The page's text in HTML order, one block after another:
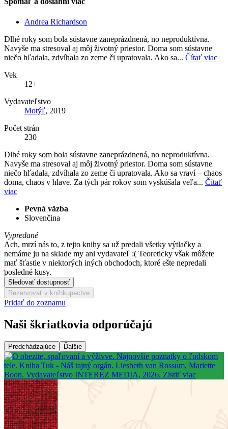
Andrea Richardson
Dlhé roky som bola sústavne zaneprázdnená, no neproduktívna.
Navyše ma stresoval aj môj životný priestor. Doma som sústavne
niečo hľadala, zdvíhala zo zeme či upratovala. Ako sa... Čítať viac
Vek
12+
Vydavateľstvo
Motýľ, 2019
Počet strán
230
Dlhé roky som bola sústavne zaneprázdnená, no neproduktívna.
Navyše ma stresoval aj môj životný priestor. Doma som sústavne
niečo hľadala, zdvíhala zo zeme či upratovala. Ako sa vraví – chaos
doma, chaos v hlave. Za tých pár rokov som vyskúšala veľa... Čítať
viac
Pevná väzba
Slovenčina
Vypredané
Ach, mrzí nás to, z tejto knihy sa už predali všetky výtlačky a
nemáme ju na sklade my ani vydavateľ :( Teoreticky však môžete
mať šťastie v niektorých iných obchodoch, ktoré ešte nepredali
posledné kusy.
Sledovať dostupnosť
Rezervovať v kníhkupectve
Pridať do zoznamu
Naši škriatkovia odporúčajú
Predchádzajúce Ďalšie